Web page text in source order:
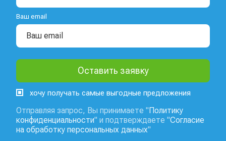
Ваш email
хочу получать самые выгодные предложения
Отправляя запрос, Вы принимаете " Политику
конфиденциальности" и подтверждаете "Согласие
на обработку персональных данных"